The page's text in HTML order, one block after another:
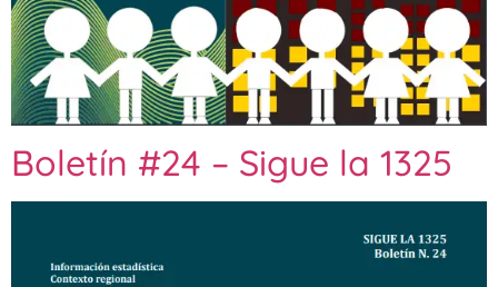
Boletín #24 – Sigue la 1325